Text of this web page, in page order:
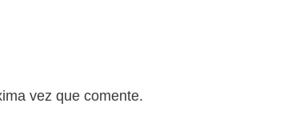
vez que comente.